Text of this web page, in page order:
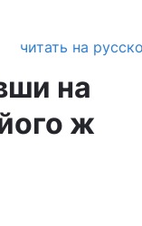
читать на
на
ж